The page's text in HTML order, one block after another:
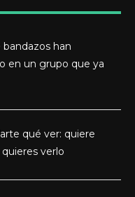
han
en un grupo que ya
qué ver: quiere
verlo